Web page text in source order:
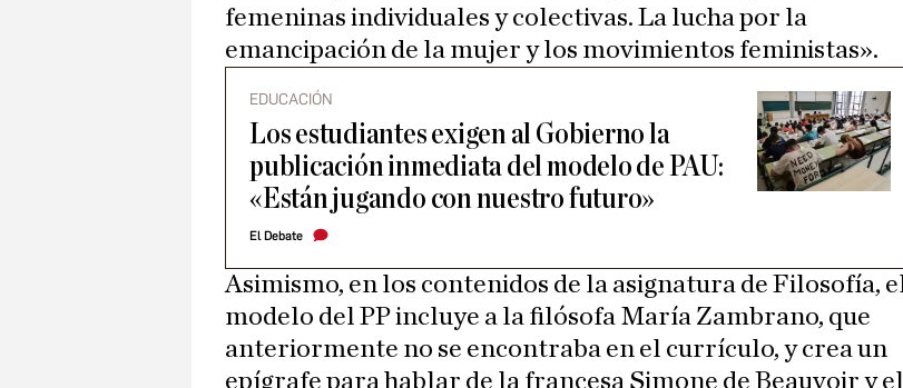
femeninas individuales y colectivas. La lucha por la
emancipación de la mujer y los movimientos feministas».
EDUCACIÓN
Los estudiantes exigen al Gobierno la
publicación inmediata del modelo de PAU:
«Están jugando con nuestro futuro»
El Debate
Asimismo, en los contenidos de la asignatura de Filosofía, el
modelo del PP incluye a la filósofa María Zambrano, que
anteriormente no se encontraba en el currículo, y crea un
epígrafe para hablar de la francesa Simone de Beauvoir y el